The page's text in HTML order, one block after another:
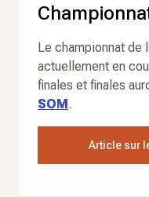
Le championnat de
actuellement en
finales et finales
SOM.
Article sur